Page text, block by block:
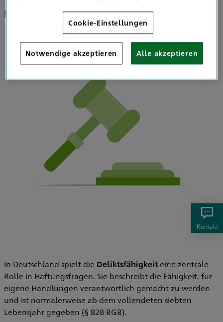
Kontakt
Rechtliche Grundlagen der Haftung
In Deutschland spielt die Deliktsfähigkeit eine zentrale
Rolle in Haftungsfragen. Sie beschreibt die Fähigkeit, für
eigene Handlungen verantwortlich gemacht zu werden
und ist normalerweise ab dem vollendeten siebten
Lebensjahr gegeben (§ 828 BGB).
Cookie-Einstellungen
Notwendige akzeptieren Alle akzeptieren